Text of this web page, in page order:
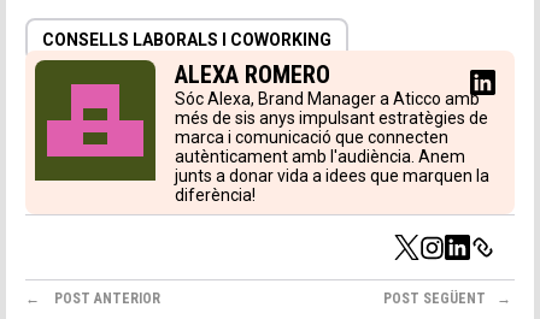
CONSELLS LABORALS I COWORKING
ALEXA ROMERO
Sóc Alexa, Brand Manager a Aticco amb
més de sis anys impulsant estratègies de
marca i comunicació que connecten
autènticament amb l'audiència. Anem
junts a donar vida a idees que marquen la
diferència!
POST ANTERIOR POST SEGÜENT